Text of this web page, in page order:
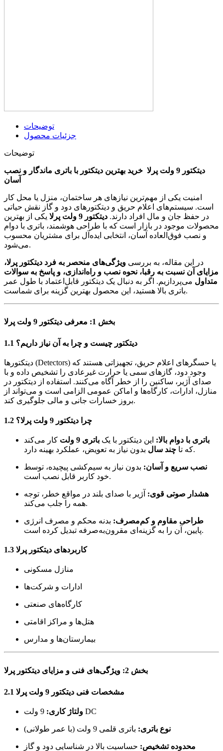
توضیحات
جزئیات محصول
توضیحات
دیتکتور 9 ولت پرلا خرید بهترین دیتکتور با باتری ماندگار و نصب
آسان
امنیت یکی از مهم‌ترین نیازهای هر ساختمان، منزل یا محل کار
است. سیستم‌های اعلام حریق و دیتکتورهای دود و گاز نقش حیاتی
در حفظ جان و مال افراد دارند. دیتکتور 9 ولت پرلا
یکی از بهترین
محصولات موجود در بازار است که با طراحی هوشمند، باتری با دوام
و نصب فوق‌العاده آسان، انتخابی ایده‌آل برای مشتریان محسوب
می‌شود.
در این مقاله، به بررسی ویژگی‌های منحصر به فرد دیتکتور پرلا،
مزایای آن نسبت به رقبا، نحوه نصب و راه‌اندازی، و پاسخ به سوالات
متداول می‌پردازیم. اگر به دنبال یک دیتکتور قابل‌اعتماد با طول عمر
باتری بالا هستید، این محصول بهترین گزینه برای شماست.
1.1 دیتکتور چیست و چرا به آن نیاز داریم؟
دیتکتورها (Detectors) یا حسگرهای اعلام حریق، تجهیزاتی هستند که
وجود دود، گازهای سمی یا حرارت غیرعادی را تشخیص داده و با
صدای آژیر، ساکنین را از خطر آگاه می‌کنند. استفاده از دیتکتور در
منازل، ادارات، کارگاه‌ها و اماکن عمومی الزامی است و می‌تواند از
بروز خسارات جانی و مالی جلوگیری کند.
1.2 چرا دیتکتور 9 ولت پرلا؟
باتری با دوام بالا: این دیتکتور با یک باتری 9 ولت
کار می‌کند
که تا چند سال بدون نیاز به تعویض، عملکرد بهینه دارد.
نصب سریع و آسان: بدون نیاز به سیم‌کشی پیچیده، توسط
خود کاربر قابل نصب است.
هشدار صوتی قوی: آژیر با صدای بلند در مواقع خطر، توجه
همه را جلب می‌کند.
طراحی مقاوم و کم‌مصرف: بدنه محکم و مصرف انرژی
پایین، آن را به گزینه‌ای مقرون‌به‌صرفه تبدیل کرده است.
1.3 کاربردهای دیتکتور پرلا
منازل مسکونی
ادارات و شرکت‌ها
کارگاه‌های صنعتی
هتل‌ها و مراکز اقامتی
بیمارستان‌ها و مدارس
2.1 مشخصات فنی دیتکتور 9 ولت پرلا
ولتاژ کاری: 9 ولت DC
نوع باتری: باتری قلمی 9 ولت (با عمر طولانی)
محدوده تشخیص: حساسیت بالا در شناسایی دود و گاز